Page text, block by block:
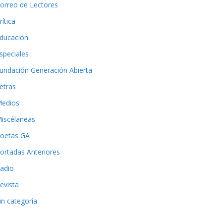
de Lectores
Generación Abierta
GA
Anteriores
categoría